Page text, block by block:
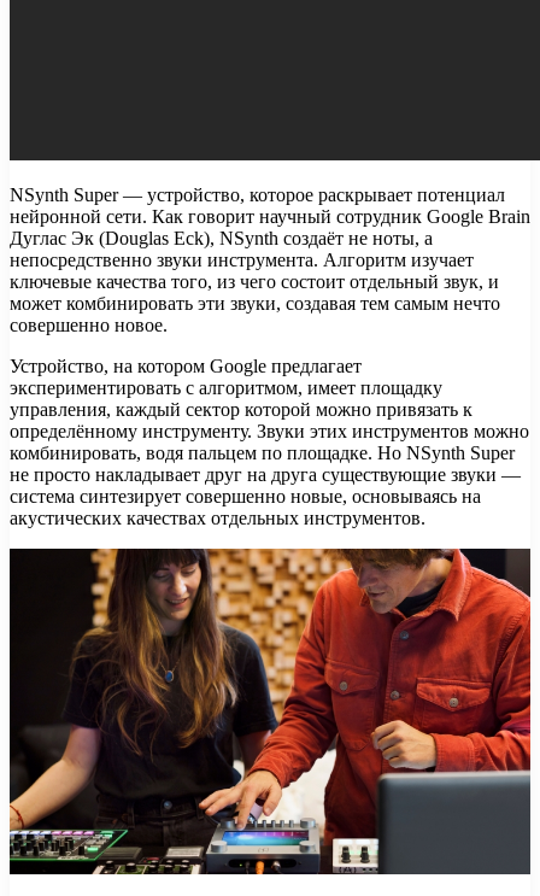
NSynth Super — устройство, которое раскрывает потенциал
нейронной сети. Как говорит научный сотрудник Google Brain
Дуглас Эк (Douglas Eck), NSynth создаёт не ноты, а
непосредственно звуки инструмента. Алгоритм изучает
ключевые качества того, из чего состоит отдельный звук, и
может комбинировать эти звуки, создавая тем самым нечто
совершенно новое.
Устройство, на котором Google предлагает
экспериментировать с алгоритмом, имеет площадку
управления, каждый сектор которой можно привязать к
определённому инструменту. Звуки этих инструментов можно
комбинировать, водя пальцем по площадке. Но NSynth Super
не просто накладывает друг на друга существующие звуки —
система синтезирует совершенно новые, основываясь на
акустических качествах отдельных инструментов.